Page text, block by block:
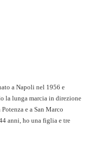
a Napoli nel 1956 e
la lunga marcia in direzione
e a San Marco
anni, ho una figlia e tre